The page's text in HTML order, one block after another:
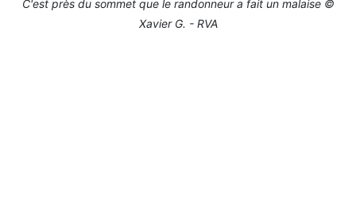
C'est près du sommet que le randonneur a fait un malaise ©
Xavier G. - RVA